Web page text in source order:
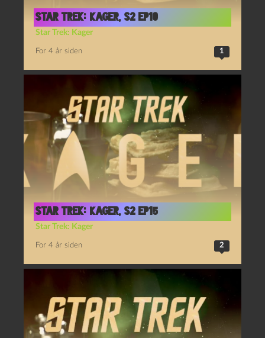
Star Trek: Kager, S2 Ep10
Star Trek: Kager
For 4 år siden 1
Star Trek: Kager, S2 Ep15
Star Trek: Kager
For 4 år siden 2